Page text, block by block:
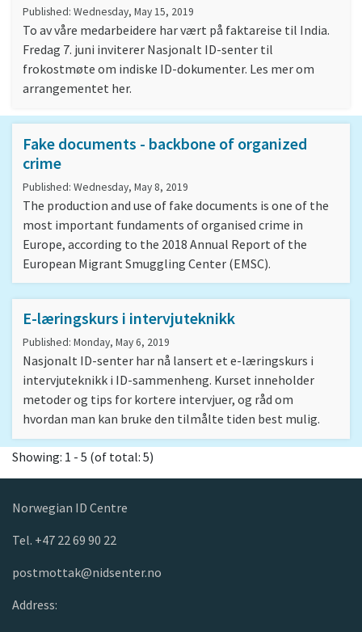
Published: Wednesday, May 15, 2019
To av våre medarbeidere har vært på faktareise til India.
Fredag 7. juni inviterer Nasjonalt ID-senter til
frokostmøte om indiske ID-dokumenter. Les mer om
arrangementet her.
Fake documents - backbone of organized
crime
Published: Wednesday, May 8, 2019
The production and use of fake documents is one of the
most important fundaments of organised crime in
Europe, according to the 2018 Annual Report of the
European Migrant Smuggling Center (EMSC).
E-læringskurs i intervjuteknikk
Published: Monday, May 6, 2019
Nasjonalt ID-senter har nå lansert et e-læringskurs i
intervjuteknikk i ID-sammenheng. Kurset inneholder
metoder og tips for kortere intervjuer, og råd om
hvordan man kan bruke den tilmålte tiden best mulig.
Showing: 1 - 5 (of total: 5)
Norwegian ID Centre
Tel. +47 22 69 90 22
postmottak@nidsenter.no
Address: